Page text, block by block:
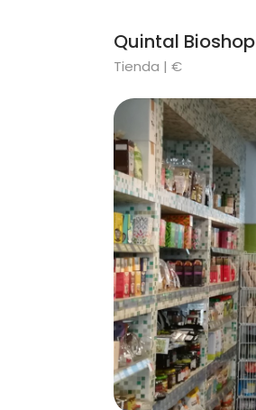
Quintal Bioshop
Tienda | €